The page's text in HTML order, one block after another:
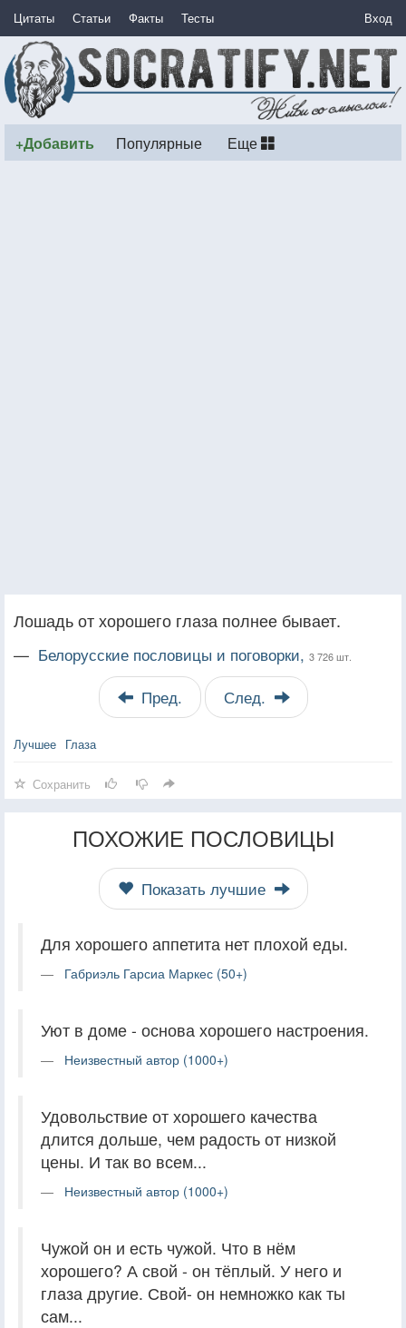
Цитаты Статьи Факты Тесты Вход
+Добавить Популярные Еще
Лошадь от хорошего глаза полнее бывает.
— Белорусские пословицы и поговорки, 3 726 шт.
Пред. След.
Лучшее Глаза
Сохранить
ПОХОЖИЕ ПОСЛОВИЦЫ
Показать лучшие
Для хорошего аппетита нет плохой еды.
Габриэль Гарсиа Маркес (50+)
Уют в доме - основа хорошего настроения.
Неизвестный автор (1000+)
Удовольствие от хорошего качества
длится дольше, чем радость от низкой
цены. И так во всем...
Неизвестный автор (1000+)
Чужой он и есть чужой. Что в нём
хорошего? А свой - он тёплый. У него и
глаза другие. Свой- он немножко как ты
сам...